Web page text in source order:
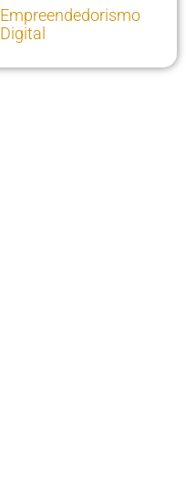
Empreendedorismo
Digital